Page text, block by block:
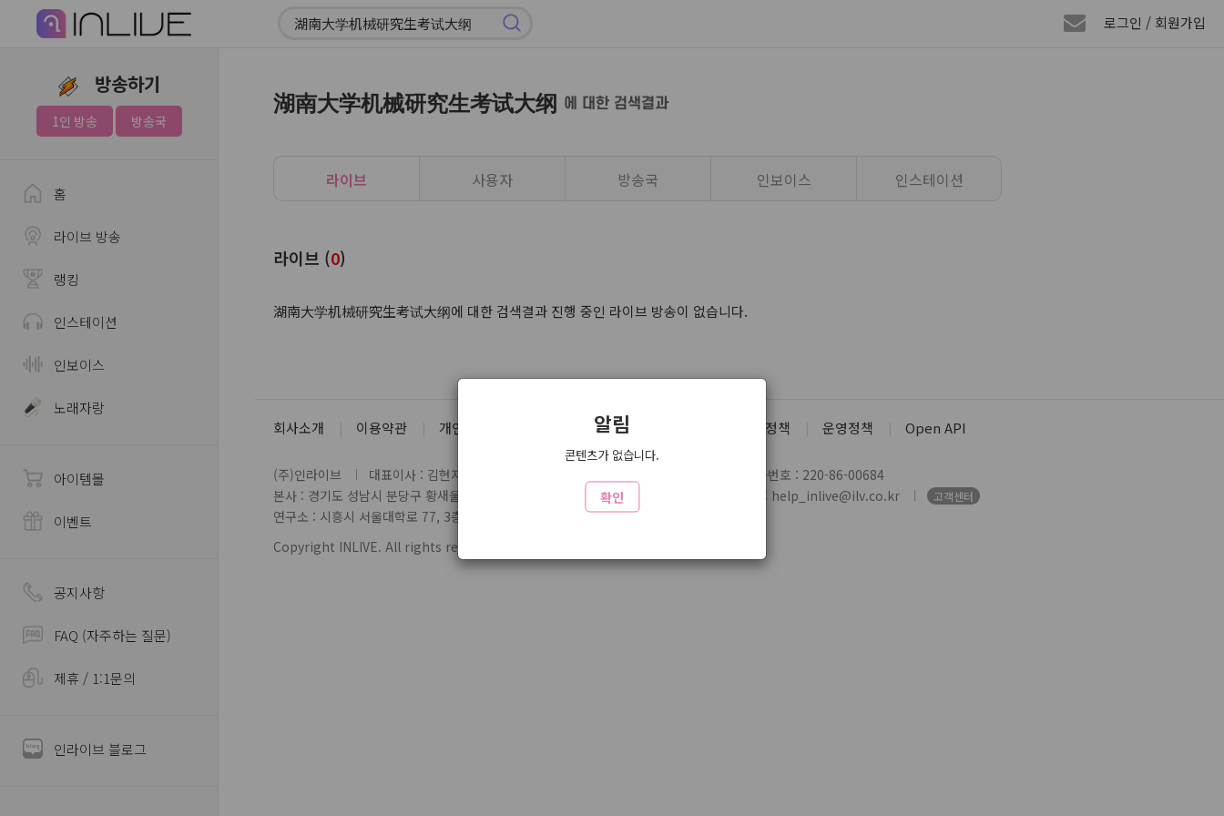
알림
콘텐츠가 없습니다.
확인
로그인 / 회원가입
방송하기
1인 방송 방송국
홈
라이브 방송
랭킹
인스테이션
인보이스
노래자랑
아이템몰
이벤트
공지사항
FAQ (자주하는 질문)
제휴 / 1:1문의
인라이브 블로그
湖南大学机械研究生考试大纲 에 대한 검색결과
라이브 사용자 방송국 인보이스 인스테이션
라이브 (0)
湖南大学机械研究生考试大纲에 대한 검색결과 진행 중인 라이브 방송이 없습니다.
회사소개 이용약관 개인정보처리방침 유료서비스 약관 청소년 보호정책 운영정책 Open API
(주)인라이브 대표이사 : 김현지
사업자번호 : 220-86-00684
본사 : 경기도 성남시 분당구 황새울로359번길 7 3층
전화 : 1588-1164 제휴/문의 : help_inlive@ilv.co.kr 고객센터
연구소 : 시흥시 서울대학로 77, 3층 324
Copyright INLIVE. All rights reserved.